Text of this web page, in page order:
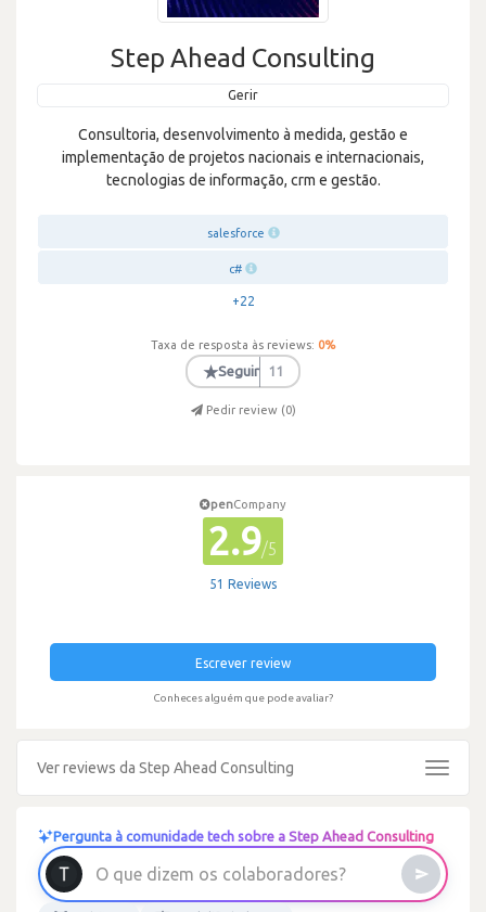
Step Ahead Consulting
Gerir
Consultoria, desenvolvimento à medida, gestão e
implementação de projetos nacionais e internacionais,
tecnologias de informação, crm e gestão.
salesforce
c#
+22
Taxa de resposta às reviews: 0%
★Seguir 11
Pedir review (0)
penCompany
2.9/5
51 Reviews
Escrever review
Conheces alguém que pode avaliar?
Ver reviews da Step Ahead Consulting
Toggle
Pergunta à comunidade tech sobre a Step Ahead Consulting
O que d izem os colaborad ores?